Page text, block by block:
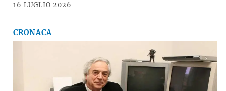
16 LUGLIO 2026
CRONACA